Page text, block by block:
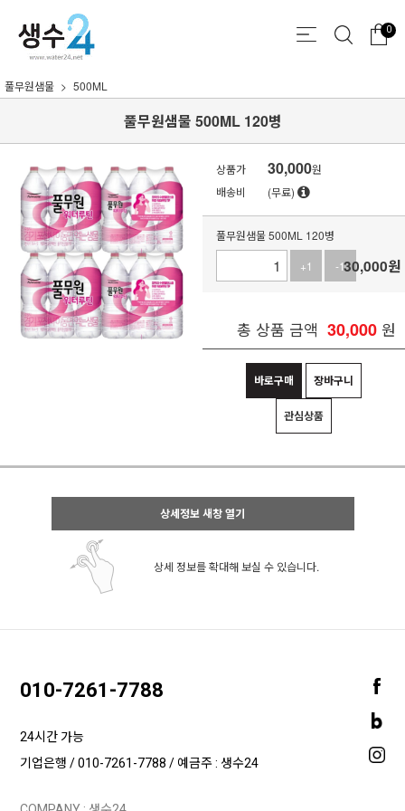
0
풀무원샘물 500ML
풀무원샘물 500ML 120병
상품가 30,000원
배송비
(무료)
풀무원샘물 500ML 120병
+1
-130,000원
총 상품 금액 30,000 원
바로구매 장바구니
관심상품
상세정보 새창 열기
상세 정보를 확대해 보실 수 있습니다.
010-7261-7788
24시간 가능
기업은행 / 010-7261-7788 / 예금주 : 생수24